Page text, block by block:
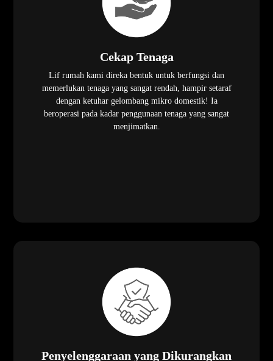
Cekap Tenaga
Lif rumah kami direka bentuk untuk berfungsi dan
memerlukan tenaga yang sangat rendah, hampir setaraf
dengan ketuhar gelombang mikro domestik! Ia
beroperasi pada kadar penggunaan tenaga yang sangat
menjimatkan.
Penyelenggaraan yang Dikurangkan